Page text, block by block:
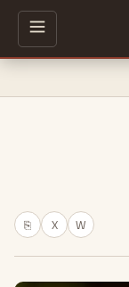
W
X
⎘